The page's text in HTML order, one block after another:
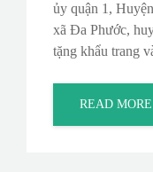
ủy quận 1,
xã Đa Phước,
tặng khẩu trang
READ MORE